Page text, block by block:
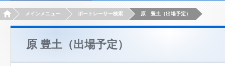
HOMEメインメニュー ボートレーサー検索 原 豊土（出場予定）
原 豊土（出場予定）